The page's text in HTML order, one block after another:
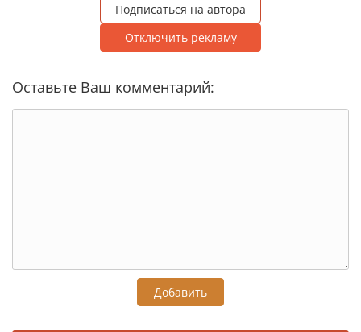
Подписаться на автора
Отключить рекламу
Оставьте Ваш комментарий:
Добавить